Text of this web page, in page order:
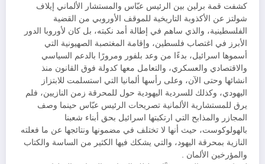
كشفت قمة برلين بين الرئيس عبّاس والمستشار الألماني إيلاف
شولتز عن الأكذوبة التاريخية للموقف الأوروبي من القضية
الفلسطينية، والذي ساهم في إطالة أمد نكبته، بل كان لأوروبا الدور
الأبرز في اغتصاب فلسطين، وإقامة المغتصبة الصهيونية التي
أسموها اسرائيل، بدءًا من وعد بلفور ومرورًا بالدعم السياسي
والاقتصادي والعسكري، والتعامل معها كدولة فوق القانون منذ
انشائها وحتى الآن، وعلى رأسها ألمانيا التي استسلمت للابتزاز
اليهودي، وكذلك للسردية اليهودية حول للمحرقة زمن النازيين، فلم
يرق للمستشارية الألمانية تصريحات الرئيس عبّاس حينما وصف
المجازر والمذابح التي ارتكبتها اسرائيل بحق أبناء شعبنا
بالهولوكوست، حيث أنها لا تختلف في مضمونها ونتائجها عن ما فعلته
النازية بمحرقة اليهود، والتي يشكك فيها الكثير من الساسة والكتاب
والمؤرخين الألمان .